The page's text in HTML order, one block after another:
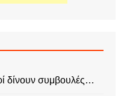
δίνουν συμβουλές…